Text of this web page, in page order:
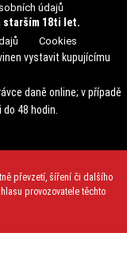
údajů
Cookies
starším 18ti let.
vystavit kupujícímu
daně online; v případě
48 hodin.
převzetí, šíření či dalšího
provozovatele těchto